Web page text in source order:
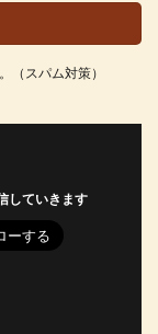
していきます
（スパム対策）